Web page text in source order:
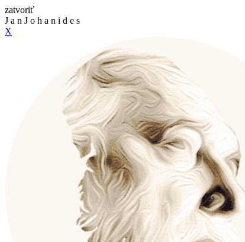
zatvoriť
J a n J o h a n i d e s
X